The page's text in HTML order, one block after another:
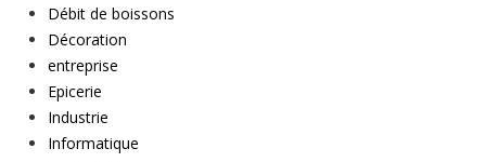
Débit de boissons
Décoration
entreprise
Epicerie
Industrie
Informatique